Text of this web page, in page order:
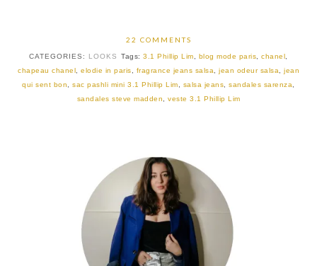
22 COMMENTS
CATEGORIES: LOOKS Tags:3.1 Phillip Lim blog mode paris ,chanel
chapeau chanel
elodie in paris fragrance jeans salsa jean odeur salsa
jean
qui sent bon
,sac pashli mini 3.1 Phillip Lim salsa jeans ,sandales sarenza
sandales steve madden
veste 3.1 Phillip Lim